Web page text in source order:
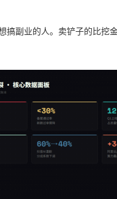
搞副业的人。卖铲子的比挖